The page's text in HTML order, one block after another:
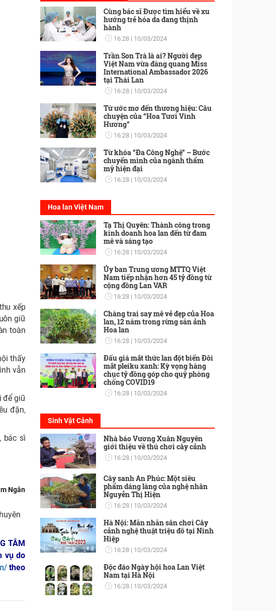
xếp
giữ
toàn
thấy
vẫn
để giữ
đặn,
bác sĩ
Ngân
TÂM
vụ do
theo
Cùng bác sĩ Được tìm hiểu về xu
hướng trẻ hóa da đang thịnh
hành
16:28 10/03/2024
Trần Son Trà là ai? Người đẹp
Việt Nam vừa đăng quang Miss
International Ambassador 2026
tại Thái Lan
16:28 10/03/2024
Từ ước mơ đến thương hiệu: Câu
chuyện của “Hoa Tươi Vinh
Hương”
16:28 10/03/2024
Từ khóa “Đa Công Nghệ” – Bước
chuyển mình của ngành thẩm
mỹ hiện đại
16:28 10/03/2024
Hoa lan Việt Nam
Tạ Thị Quyên: Thành công trong
kinh doanh hoa lan đến từ đam
mê và sáng tạo
16:28 10/03/2024
Ủy ban Trung ương MTTQ Việt
Nam tiếp nhận hơn 45 tỷ đồng từ
cộng đồng Lan VAR
16:28 10/03/2024
Chàng trai say mê vẻ đẹp của Hoa
lan, 12 năm trong rừng săn ảnh
Hoa lan
16:28 10/03/2024
Đấu giá mắt thức lan đột biến Đôi
mắt pleiku xanh: Kỳ vọng hàng
chục tỷ đồng góp cho quỹ phòng
chống COVID19
16:28 10/03/2024
Sinh Vật Cảnh
Nhà báo Vương Xuân Nguyên
giới thiệu về thú chơi cây cảnh
16:28 10/03/2024
Cây sanh An Phúc: Một siêu
phẩm dáng làng của nghệ nhân
Nguyễn Thị Hiện
16:28 10/03/2024
Hà Nội: Mãn nhãn sân chơi Cây
cảnh nghệ thuật triệu đô tại Ninh
Hiệp
16:28 10/03/2024
Độc đáo Ngày hội hoa Lan Việt
Nam tại Hà Nội
16:28 10/03/2024